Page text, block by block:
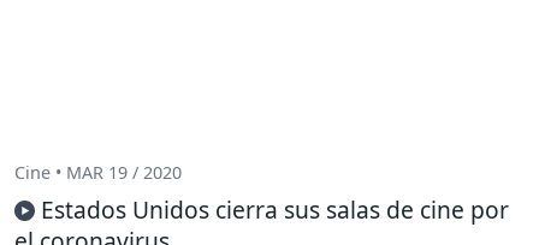
Cine • MAR 19 / 2020
Estados Unidos cierra sus salas de cine por